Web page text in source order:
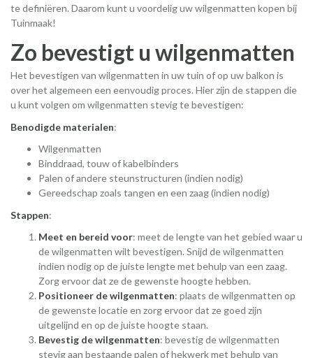
te definiëren. Daarom kunt u voordelig uw wilgenmatten kopen bij
Tuinmaak!
Zo bevestigt u wilgenmatten
Het bevestigen van wilgenmatten in uw tuin of op uw balkon is
over het algemeen een eenvoudig proces. Hier zijn de stappen die
u kunt volgen om wilgenmatten stevig te bevestigen:
Benodigde materialen:
Wilgenmatten
Binddraad, touw of kabelbinders
Palen of andere steunstructuren (indien nodig)
Gereedschap zoals tangen en een zaag (indien nodig)
Stappen:
Meet en bereid voor: meet de lengte van het gebied waar u
de wilgenmatten wilt bevestigen. Snijd de wilgenmatten
indien nodig op de juiste lengte met behulp van een zaag.
Zorg ervoor dat ze de gewenste hoogte hebben.
Positioneer de wilgenmatten: plaats de wilgenmatten op
de gewenste locatie en zorg ervoor dat ze goed zijn
uitgelijnd en op de juiste hoogte staan.
Bevestig de wilgenmatten: bevestig de wilgenmatten
stevig aan bestaande palen of hekwerk met behulp van